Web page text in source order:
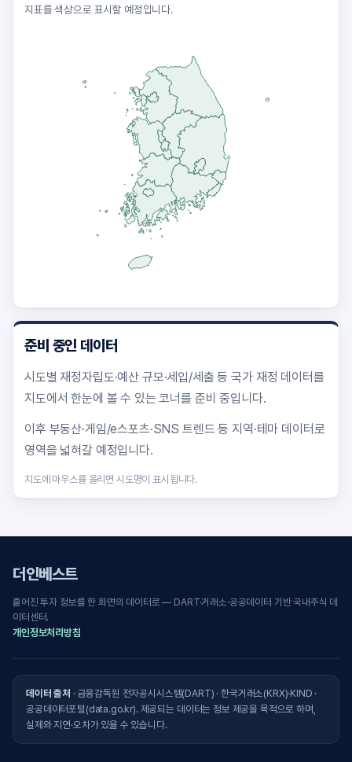
지표를 색상으로 표시할 예정입니다.
준비 중인 데이터
시도별 재정자립도·예산 규모·세입/세출 등 국가 재정 데이터를
지도에서 한눈에 볼 수 있는 코너를 준비 중입니다.
이후 부동산·게임/e스포츠·SNS 트렌드 등 지역·테마 데이터로
영역을 넓혀갈 예정입니다.
지도에 마우스를 올리면 시도명이 표시됩니다.
더인베스트
흩어진 투자 정보를 한 화면의 데이터로 — DART·거래소·공공데이터 기반 국내주식 데
이터센터.
개인정보처리방침
데이터 출처 · 금융감독원 전자공시시스템(DART) · 한국거래소(KRX)·KIND ·
공공데이터포털(data.go.kr). 제공되는 데이터는 정보 제공을 목적으로 하며,
실제와 지연·오차가 있을 수 있습니다.